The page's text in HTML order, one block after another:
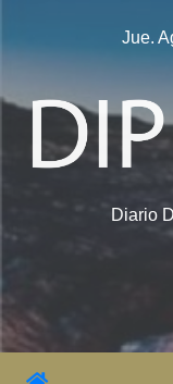
Jue.
Diario